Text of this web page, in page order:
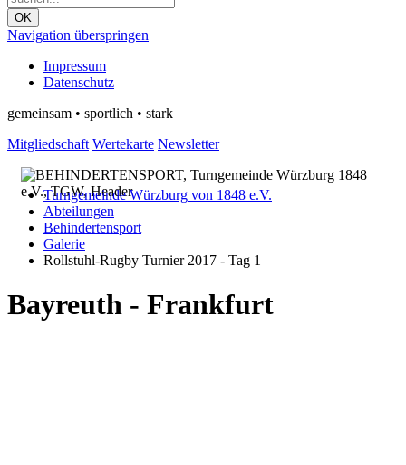
OK
Navigation überspringen
Impressum
Datenschutz
gemeinsam • sportlich • stark
Mitgliedschaft Wertekarte Newsletter
Turngemeinde Würzburg von 1848 e.V.
Abteilungen
Behindertensport
Galerie
Rollstuhl-Rugby Turnier 2017 - Tag 1
Bayreuth - Frankfurt